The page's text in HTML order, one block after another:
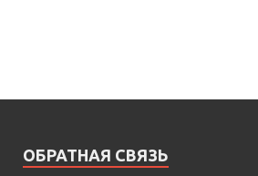
ОБРАТНАЯ СВЯЗЬ